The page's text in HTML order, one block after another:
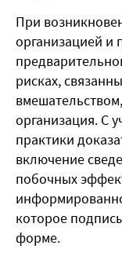
При
организацией и
рисках,
организация. С
практики
включение
побочных
которое
форме.